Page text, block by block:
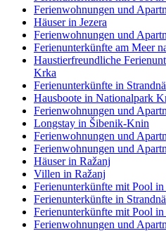
Ferienwohnungen und
Häuser in Jezera
Ferienwohnungen und
Ferienunterkünfte am Meer
Haustierfreundliche
Krka
Ferienunterkünfte in
Hausboote in Nationalpark
Ferienwohnungen und
Longstay in Šibenik-Knin
Ferienwohnungen und
Ferienwohnungen und
Häuser in Ražanj
Villen in Ražanj
Ferienunterkünfte mit Pool in
Ferienunterkünfte in
Ferienunterkünfte mit Pool
Ferienwohnungen und